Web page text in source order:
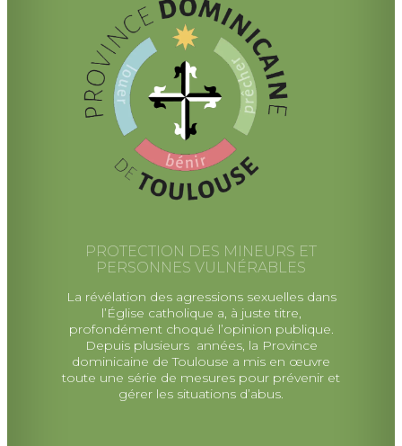
PROTECTION DES MINEURS ET
PERSONNES VULNÉRABLES
La révélation des agressions sexuelles dans
l’Église catholique a, à juste titre,
profondément choqué l’opinion publique.
Depuis plusieurs années, la Province
dominicaine de Toulouse a mis en œuvre
toute une série de mesures pour prévenir et
gérer les situations d’abus.